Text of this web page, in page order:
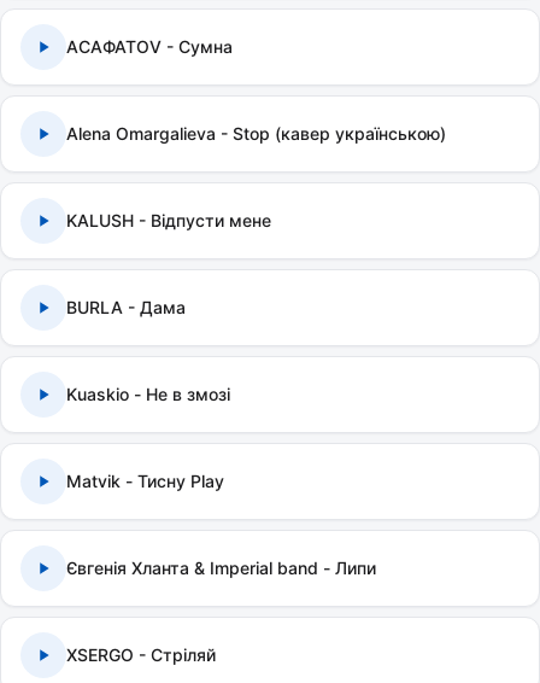
АСАФАТОV - Сумна
Alena Omargalieva - Stop (кавер українською)
KALUSH - Відпусти мене
BURLA - Дама
Kuaskio - Не в змозі
Matvik - Тисну Play
Євгенія Хланта & Imperial band - Липи
XSERGO - Стріляй